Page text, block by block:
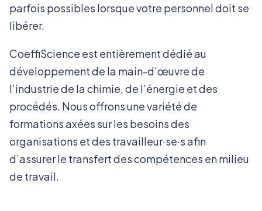
parfois possibles lorsque votre personnel doit se
libérer.
CoeffiScience est entièrement dédié au
développement de la main-d’œuvre de
l’industrie de la chimie, de l’énergie et des
procédés. Nous offrons une variété de
formations axées sur les besoins des
organisations et des travailleur·se·s afin
d’assurer le transfert des compétences en milieu
de travail.